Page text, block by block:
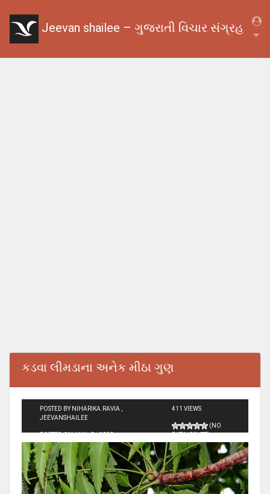
Jeevan shailee – ગુજરાતી વિચાર સંગ્રહ
કડવા લીમડાના અનેક મીઠા ગુણ
POSTED BY NIHARIKA.RAVIA ,
JEEVANSHAILEE
POSTED ON JAN - 8 - 2020
411 VIEWS
(NO
RATINGS YET)